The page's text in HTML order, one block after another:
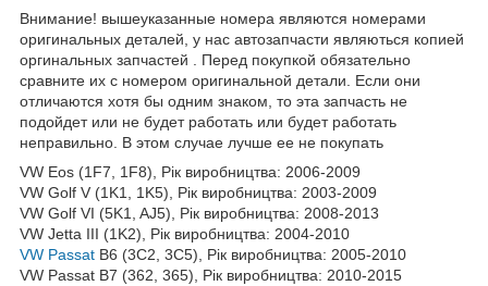
Внимание! вышеуказанные номера являются номерами
оригинальных деталей, у нас автозапчасти являються копией
оргинальных запчастей . Перед покупкой обязательно
сравните их с номером оригинальной детали. Если они
отличаются хотя бы одним знаком, то эта запчасть не
подойдет или не будет работать или будет работать
неправильно. В этом случае лучше ее не покупать
VW Eos (1F7, 1F8), Рік виробництва: 2006-2009
VW Golf V (1K1, 1K5), Рік виробництва: 2003-2009
VW Golf VI (5K1, AJ5), Рік виробництва: 2008-2013
VW Jetta III (1K2), Рік виробництва: 2004-2010
VW Passat B6 (3C2, 3C5), Рік виробництва: 2005-2010
VW Passat B7 (362, 365), Рік виробництва: 2010-2015